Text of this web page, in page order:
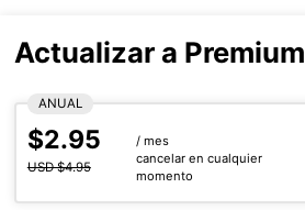
Actualizar a Premium
ANUAL
$2.95
USD $4.95
/ mes
cancelar en cualquier
momento